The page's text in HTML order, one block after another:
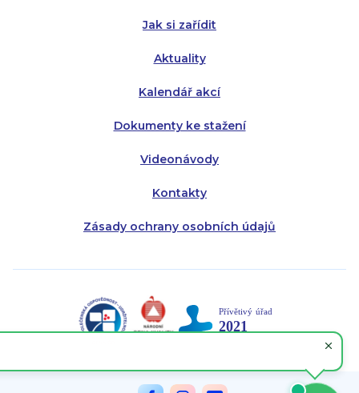
Jak si zařídit
Aktuality
Kalendář akcí
Dokumenty ke stažení
Videonávody
Kontakty
Zásady ochrany osobních údajů